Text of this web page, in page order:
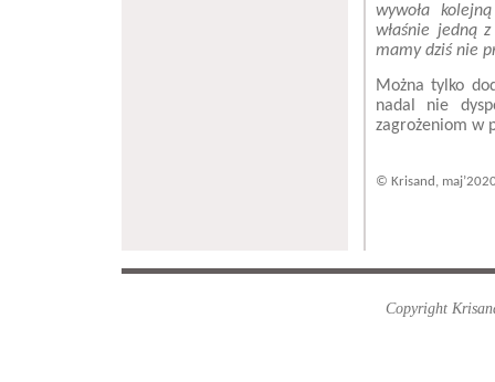
wywoła
właśnie jedną
mamy dziś nie
Można tylko
nadal nie
zagrożeniom w
© Krisand,
Copyright